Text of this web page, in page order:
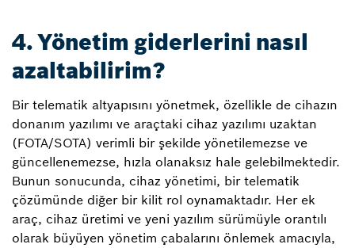
4. Yönetim giderlerini nasıl
azaltabilirim?
Bir telematik altyapısını yönetmek, özellikle de cihazın
donanım yazılımı ve araçtaki cihaz yazılımı uzaktan
(FOTA/SOTA) verimli bir şekilde yönetilemezse ve
güncellenemezse, hızla olanaksız hale gelebilmektedir.
Bunun sonucunda, cihaz yönetimi, bir telematik
çözümünde diğer bir kilit rol oynamaktadır. Her ek
araç, cihaz üretimi ve yeni yazılım sürümüyle orantılı
olarak büyüyen yönetim çabalarını önlemek amacıyla,